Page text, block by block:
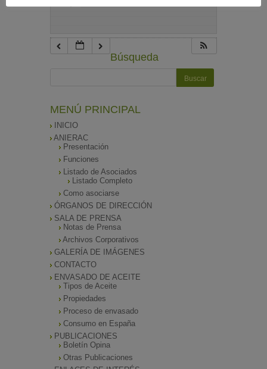
Búsqueda
MENÚ PRINCIPAL
INICIO
ANIERAC
Presentación
Funciones
Listado de Asociados
Listado Completo
Como asociarse
ÓRGANOS DE DIRECCIÓN
SALA DE PRENSA
Notas de Prensa
Archivos Corporativos
GALERÍA DE IMÁGENES
CONTACTO
ENVASADO DE ACEITE
Tipos de Aceite
Propiedades
Proceso de envasado
Consumo en España
PUBLICACIONES
Boletín Opina
Otras Publicaciones